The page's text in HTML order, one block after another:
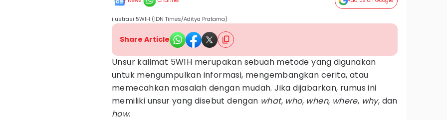
ilustrasi 5W1H (IDN Times/Aditya Pratama)
Share Article
Unsur kalimat 5W1H merupakan sebuah metode yang digunakan
untuk mengumpulkan informasi, mengembangkan cerita, atau
memecahkan masalah dengan mudah. Jika dijabarkan, rumus ini
memiliki unsur yang disebut dengan what, who, when, where, why, dan
how.